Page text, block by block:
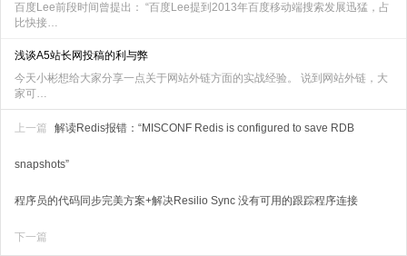
百度Lee前段时间曾提出： “百度Lee提到2013年百度移动端搜索发展迅猛，占
比快接…
浅谈A5站长网投稿的利与弊
今天小彬想给大家分享一点关于网站外链方面的实战经验。 说到网站外链，大
家可…
上一篇 解读Redis报错：“MISCONF Redis is configured to save RDB
snapshots”
程序员的代码同步完美方案+解决Resilio Sync 没有可用的跟踪程序连接
下一篇